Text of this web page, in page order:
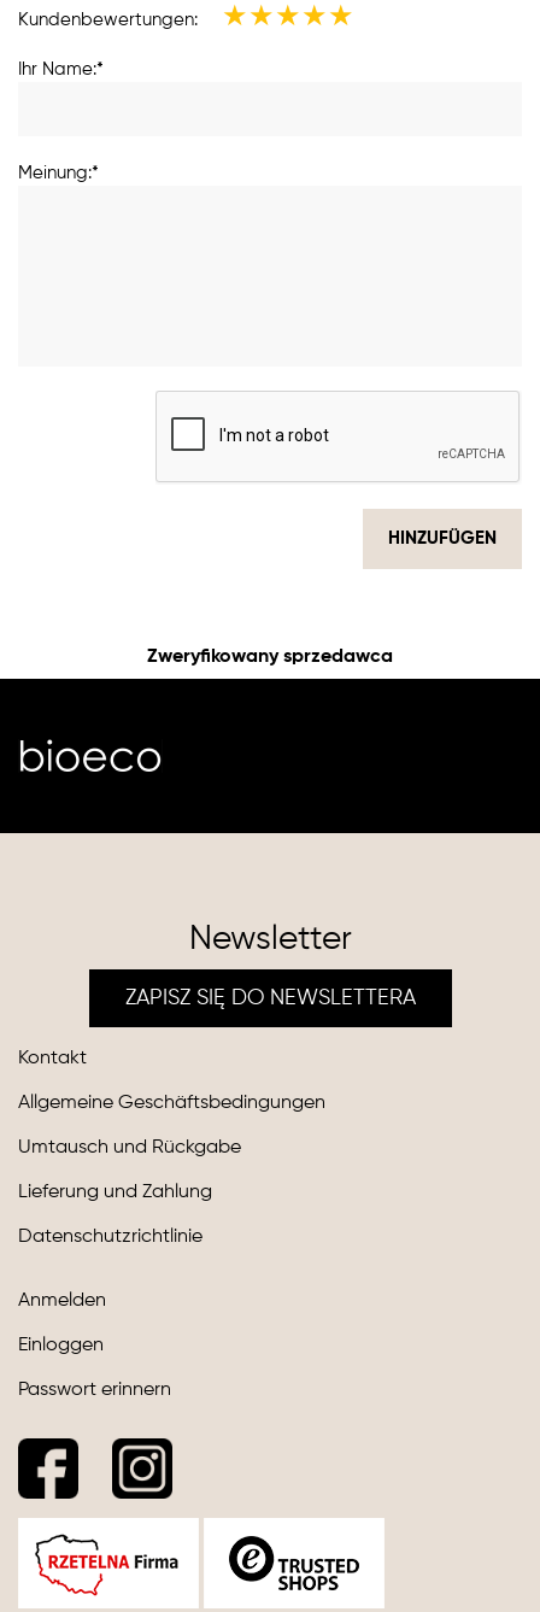
Kundenbewertungen: ★★★★★
Ihr Name:*
Meinung:*
HINZUFÜGEN
Zweryfikowany sprzedawca
Newsletter
ZAPISZ SIĘ DO NEWSLETTERA
Kontakt
Allgemeine Geschäftsbedingungen
Umtausch und Rückgabe
Lieferung und Zahlung
Datenschutzrichtlinie
Anmelden
Einloggen
Passwort erinnern